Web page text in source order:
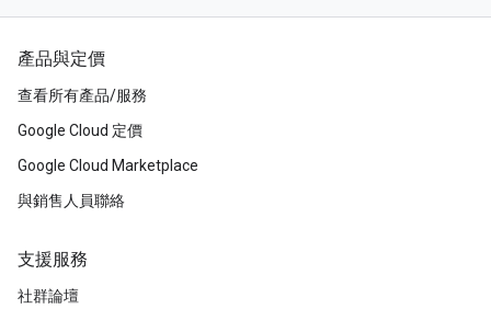
產品與定價
查看所有產品/服務
Google Cloud 定價
Google Cloud Marketplace
與銷售人員聯絡
支援服務
社群論壇